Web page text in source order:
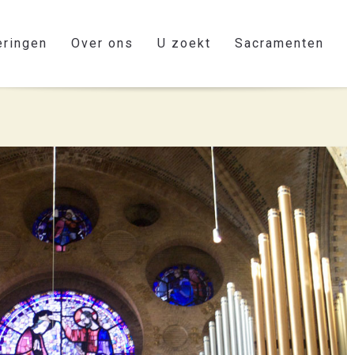
Over ons U zoekt Sacramenten